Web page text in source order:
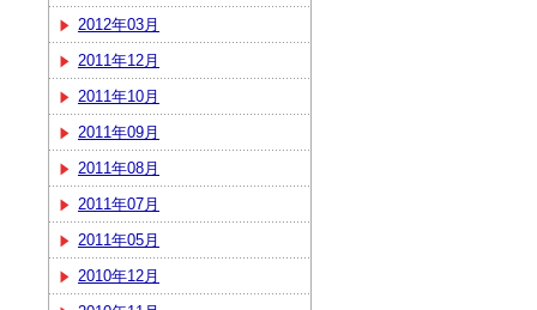
2012年03月
2011年12月
2011年10月
2011年09月
2011年08月
2011年07月
2011年05月
2010年12月